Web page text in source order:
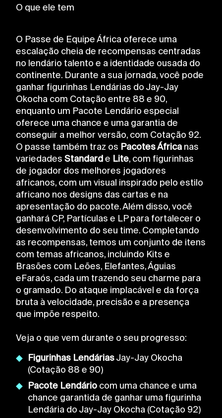
O que ele tem
O Passe de Equipe África oferece uma
escalação cheia de recompensas centradas
no lendário talento e a identidade ousada do
continente. Durante a sua jornada, você pode
ganhar figurinhas Lendárias do Jay-Jay
Okocha com Cotação entre 88 e 90,
enquanto um Pacote Lendário especial
oferece uma chance e uma garantia de
conseguir a melhor versão, com Cotação 92.
O passe também traz os Pacotes Áfricanas
variedadesStandarde Lite, com figurinhas
de jogador dos melhores jogadores
africanos, com um visual inspirado pelo estilo
africano nos designs das cartas e na
apresentação do pacote. Além disso, você
ganhará CP, Partículas e LP para fortalecer o
desenvolvimento do seu time. Completando
as recompensas, temos um conjunto de itens
com temas africanos, incluindo Kits e
Brasões com Leões, Elefantes, Águias
eFaraós, cada um trazendo seu charme para
o gramado. Do ataque implacável e da força
bruta à velocidade, precisão e a presença
que impõe respeito.
Veja o que vem durante o seu progresso:
Figurinhas LendáriasJay-Jay Okocha
(Cotação 88 e 90)
Pacote Lendáriocom uma chance e uma
chance garantida de ganhar uma figurinha
Lendária do Jay-Jay Okocha (Cotação 92)